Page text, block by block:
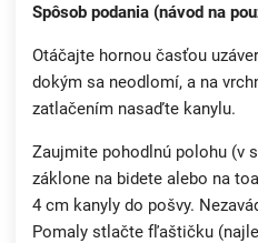
Spôsob podania (návod na
Otáčajte hornou časťou
dokým sa neodlomí, a na
zatlačením nasaďte kanylu.
Zaujmite pohodlnú polohu (v
záklone na bidete alebo na
4 cm kanyly do pošvy.
Pomaly stlačte fľaštičku